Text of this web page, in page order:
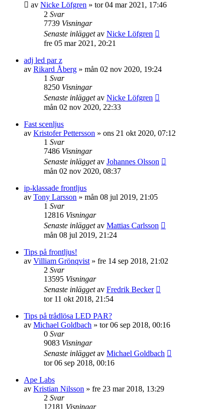
av Nicke Löfgren » tor 04 mar 2021, 17:46
2 Svar
7739 Visningar
Senaste inläggetav Nicke Löfgren
fre 05 mar 2021, 20:21
adj led par z
av Rikard Åberg » mån 02 nov 2020, 19:24
1 Svar
8250 Visningar
Senaste inläggetav Nicke Löfgren
mån 02 nov 2020, 22:33
Fast scenljus
av Kristofer Pettersson » ons 21 okt 2020, 07:12
1 Svar
7486 Visningar
Senaste inläggetav Johannes Olsson
mån 02 nov 2020, 08:37
ip-klassade frontljus
av Tony Larsson » mån 08 jul 2019, 21:05
1 Svar
12816 Visningar
Senaste inläggetav Mattias Carlsson
mån 08 jul 2019, 21:24
Tips på frontljus!
av Villiam Grönqvist » fre 14 sep 2018, 21:02
2 Svar
13595 Visningar
Senaste inläggetav Fredrik Becker
tor 11 okt 2018, 21:54
Tips på trådlösa LED PAR?
av Michael Goldbach » tor 06 sep 2018, 00:16
0 Svar
9083 Visningar
Senaste inläggetav Michael Goldbach
tor 06 sep 2018, 00:16
Ape Labs
av Kristian Nilsson » fre 23 mar 2018, 13:29
2 Svar
12181 Visningar